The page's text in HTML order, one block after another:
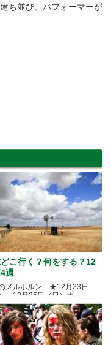
ち並び、パフォーマーが
こ行く？何をする？12
週
メルボルン ★12月23日
）～12月25日（日）★